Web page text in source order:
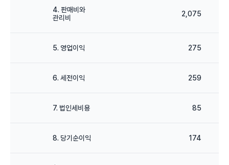
4. 판매비와
관리비
2,075
5. 영업이익 275
6. 세전이익 259
7. 법인세비용 85
8. 당기순이익 174